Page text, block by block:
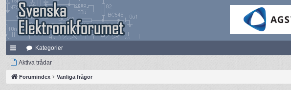
na
bb
Kategorier
Aktiva trådar
Forumindex Vanliga frågor